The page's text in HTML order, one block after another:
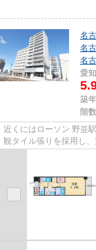
名
名
名
愛
築
階
近くにはローソン 野並
観タイル張りを採用し